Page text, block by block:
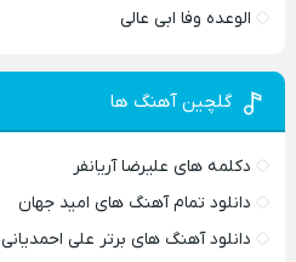
الوعده وفا ابی عالی
گلچین آهنگ ها
دکلمه های علیرضا آریانفر
دانلود تمام آهنگ های امید جهان
دانلود آهنگ های برتر علی احمدیانی 1404